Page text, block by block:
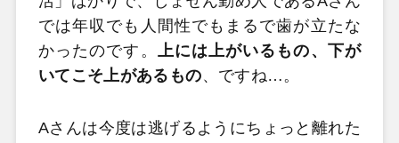
では年収でも人間性でもまるで歯が立たな
かったのです。
上には上がいるもの、下が
いてこそ上があるもの、ですね…。
Aさんは今度は逃げるようにちょっと離れた